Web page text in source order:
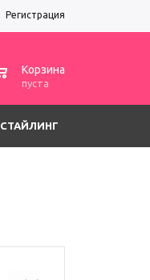
Регистрация
Корзина
пуста
СТАЙЛИНГ